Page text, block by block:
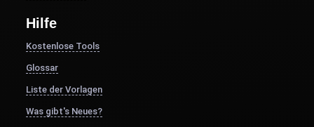
Hilfe
Kostenlose Tools
Glossar
Liste der Vorlagen
Was gibt's Neues?